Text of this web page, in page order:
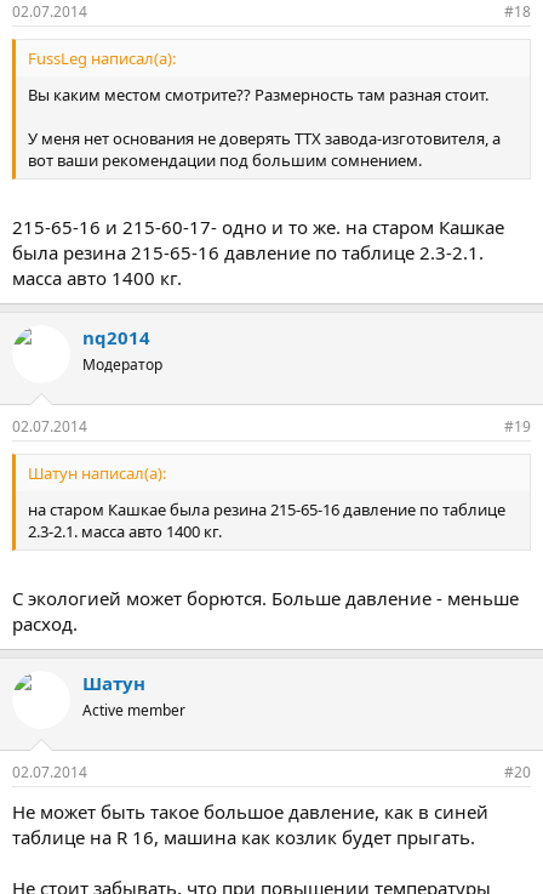
02.07.2014 #18
FussLeg написал(а):
Вы каким местом смотрите?? Размерность там разная стоит.
У меня нет основания не доверять ТТХ завода-изготовителя, а
вот ваши рекомендации под большим сомнением.
215-65-16 и 215-60-17- одно и то же. на старом Кашкае
была резина 215-65-16 давление по таблице 2.3-2.1.
масса авто 1400 кг.
nq2014
Модератор
02.07.2014 #19
Шатун написал(а):
на старом Кашкае была резина 215-65-16 давление по таблице
2.3-2.1. масса авто 1400 кг.
С экологией может борются. Больше давление - меньше
расход.
Шатун
Active member
02.07.2014 #20
Не может быть такое большое давление, как в синей
таблице на R 16, машина как козлик будет прыгать.
Не стоит забывать, что при повышении температуры